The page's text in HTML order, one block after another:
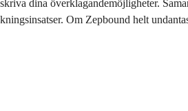
dina överklagandemöjligheter.
Om Zepbound helt